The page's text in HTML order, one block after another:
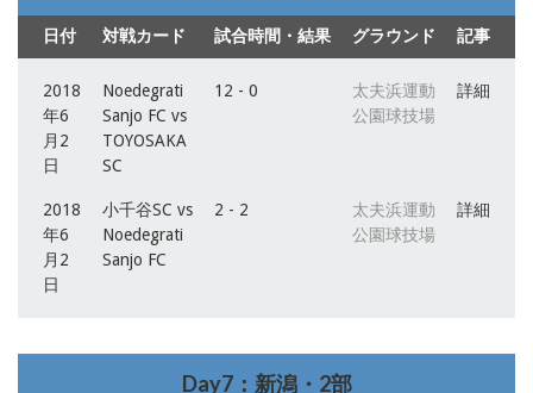
日付 対戦カード 試合時間・結果 グラウンド 記事
2018
年6
月2
日
Noedegrati
Sanjo FC vs
TOYOSAKA
SC
12 - 0
太夫浜運動
公園球技場
詳細
2018
年6
月2
日
小千谷SC vs
Noedegrati
Sanjo FC
2 - 2
太夫浜運動
公園球技場
詳細
Day7：新潟・2部